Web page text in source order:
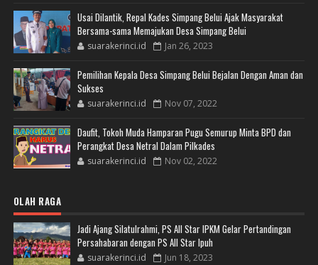
Usai Dilantik, Repal Kades Simpang Belui Ajak Masyarakat
Bersama-sama Memajukan Desa Simpang Belui
suarakerinci.id Jan 26, 2023
Pemilihan Kepala Desa Simpang Belui Bejalan Dengan Aman dan
Sukses
suarakerinci.id Nov 07, 2022
Daufit, Tokoh Muda Hamparan Pugu Semurup Minta BPD dan
Perangkat Desa Netral Dalam Pilkades
suarakerinci.id Nov 02, 2022
OLAH RAGA
Jadi Ajang Silatulrahmi, PS All Star IPKM Gelar Pertandingan
Persahabaran dengan PS All Star Ipuh
suarakerinci.id Jun 18, 2023